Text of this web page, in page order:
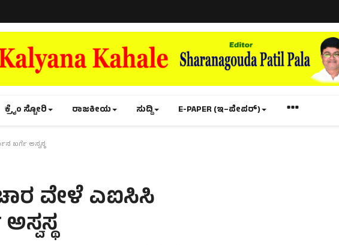
ಕ್ರೈಂ ಸ್ಟೋರಿ ರಾಜಕೀಯ ಸುದ್ದಿ E-PAPER (ಇ–ಪೇಪರ್‌)
ಖರ್ಗೆ ಅಸ್ವಸ್ಥ
ವೇಳೆ ಎಐಸಿಸಿ